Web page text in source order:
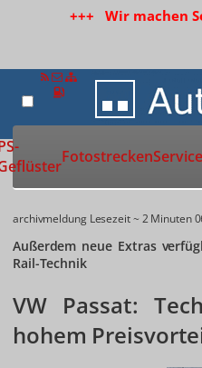
+++ Wir machen
Zur
Fotostrecken
archivmeldung Lesezeit ~ 2 Minuten
Außerdem neue Extras
Rail-Technik
VW Passat:
hohem